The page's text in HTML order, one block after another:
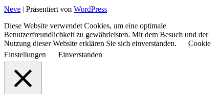
Neve | Präsentiert von WordPress
Diese Website verwendet Cookies, um eine optimale
Benutzerfreundlichkeit zu gewährleisten. Mit dem Besuch und der
Nutzung dieser Website erklären Sie sich einverstanden.
Cookie
Einstellungen
Einverstanden